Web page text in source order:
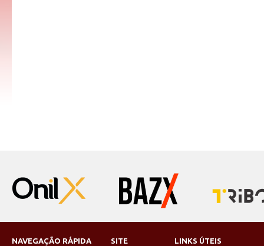
NAVEGAÇÃO RÁPIDA SITE LINKS ÚTEIS